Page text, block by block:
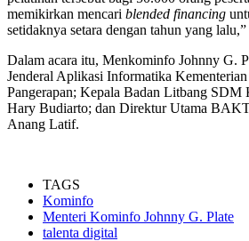
memikirkan mencari blended financing
setidaknya setara dengan tahun yang
Dalam acara itu, Menkominfo Johnny G.
Jenderal Aplikasi Informatika
Pangerapan; Kepala Badan Litbang SDM
Hary Budiarto; dan Direktur Utama
Anang Latif.
TAGS
Kominfo
Menteri Kominfo Johnny G. Plate
talenta digital